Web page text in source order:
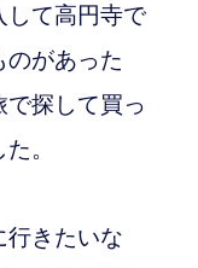
して高円寺で
のがあった
で探して買っ
。
きたいな